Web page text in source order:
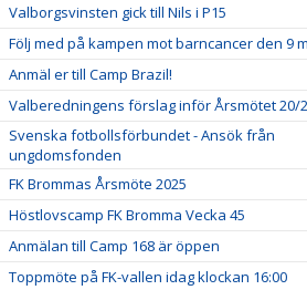
Valborgsvinsten gick till Nils i P15
Följ med på kampen mot barncancer den 9
Anmäl er till Camp Brazil!
Valberedningens förslag inför Årsmötet 20/2
Svenska fotbollsförbundet - Ansök från
ungdomsfonden
FK Brommas Årsmöte 2025
Höstlovscamp FK Bromma Vecka 45
Anmälan till Camp 168 är öppen
Toppmöte på FK-vallen idag klockan 16:00